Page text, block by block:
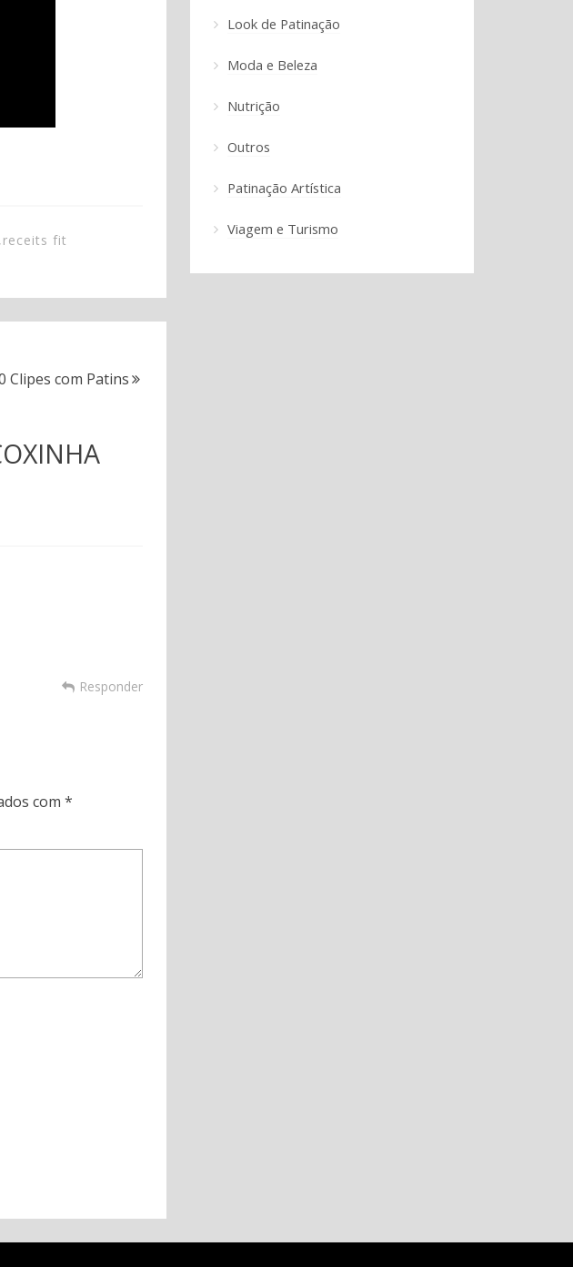
,receits fit
Clipes com Patins
Responder
com*
Look de Patinação
Moda e Beleza
Nutrição
Outros
Patinação Artística
Viagem e Turismo